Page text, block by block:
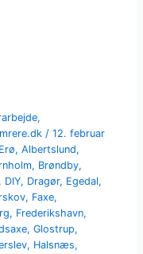
,
/12. februar
,Albertslund,
, Brøndby,
, DIY, Dragør, Egedal,
, Faxe,
, Frederikshavn,
,Glostrup,
, Halsnæs,